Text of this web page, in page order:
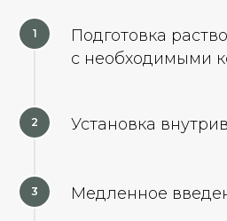
Подготовка
с необходимыми
Установка
Медленное